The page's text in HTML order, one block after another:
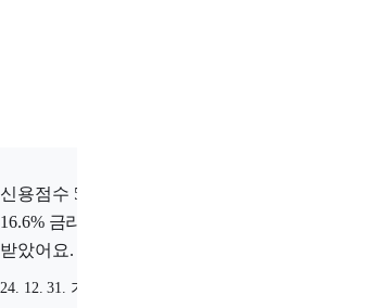
신용점수 595점 고객님이
16.6% 금리로 500만원 대출
받았어요.
24. 12. 31. 가입